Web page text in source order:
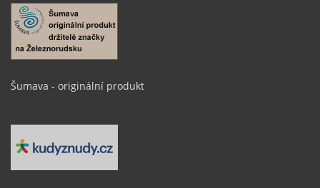
Šumava - originální produkt